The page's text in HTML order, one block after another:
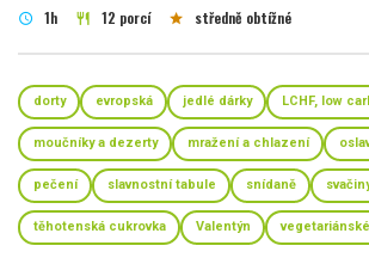
schedule 1h restaurant 12 porcí star středně obtížné
dorty evropská jedlé dárky LCHF, low
moučníky a dezerty mražení a chlazení
pečení slavnostní tabule snídaně
těhotenská cukrovka Valentýn